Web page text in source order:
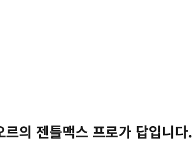
의 젠틀맥스 프로가 답입니다.